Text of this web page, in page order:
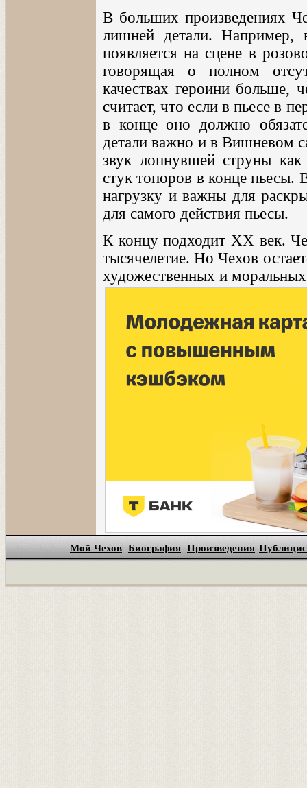
В больших произведениях
лишней детали. Например,
появляется на сцене в
говорящая о полном
качествах героини больше,
считает, что если в пьесе в
в конце оно должно
детали важно и в Вишневом
звук лопнувшей струны
стук топоров в конце пьесы.
нагрузку и важны для
для самого действия пьесы.
К концу подходит XX век.
тысячелетие. Но Чехов
художественных и
Мой Чехов Биография Произведения